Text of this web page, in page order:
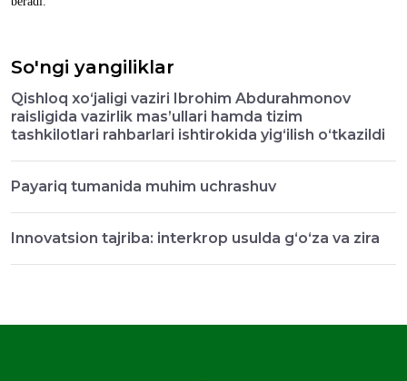
So'ngi yangiliklar
Qishloq xo‘jaligi vaziri Ibrohim Abdurahmonov
raisligida vazirlik mas’ullari hamda tizim
tashkilotlari rahbarlari ishtirokida yig‘ilish o‘tkazildi
Payariq tumanida muhim uchrashuv
Innovatsion tajriba: interkrop usulda g‘o‘za va zira